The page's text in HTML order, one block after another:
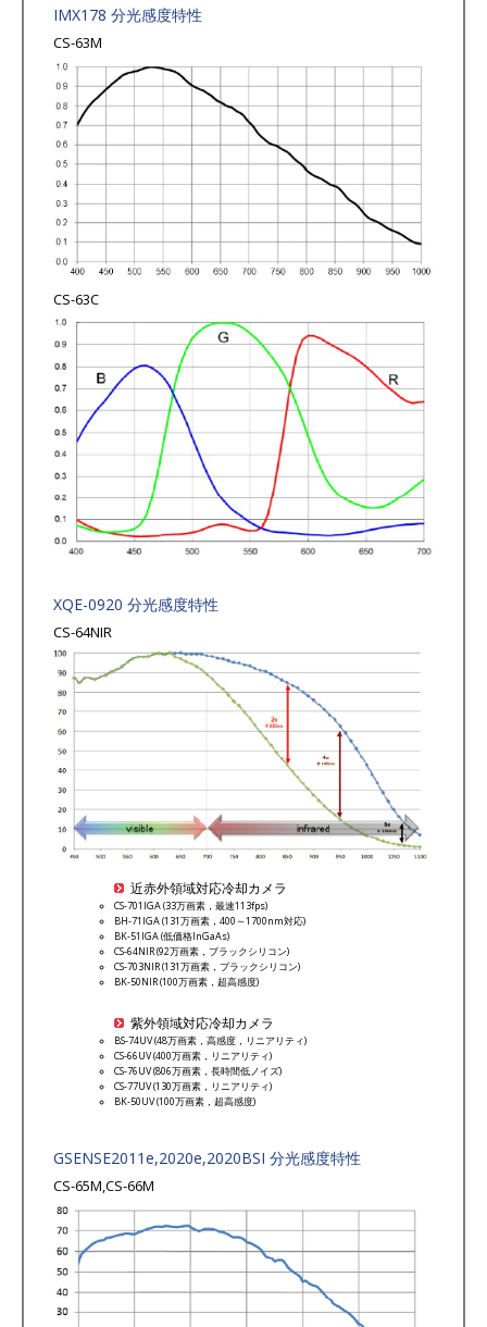
IMX178 分光感度特性
CS-63M
CS-63C
XQE-0920 分光感度特性
CS-64NIR
近赤外領域対応冷却カメラ
CS-701IGA (33万画素，最速113fps)
BH-71IGA (131万画素，400～1700nm対応)
BK-51IGA (低価格InGaAs)
CS-64NIR (92万画素，ブラックシリコン)
CS-703NIR (131万画素，ブラックシリコン)
BK-50NIR (100万画素，超高感度)
紫外領域対応冷却カメラ
BS-74UV (48万画素，高感度，リニアリティ)
CS-66UV (400万画素，リニアリティ)
CS-76UV (806万画素，長時間低ノイズ)
CS-77UV (130万画素，リニアリティ)
BK-50UV (100万画素，超高感度)
GSENSE2011e,2020e,2020BSI 分光感度特性
CS-65M,CS-66M